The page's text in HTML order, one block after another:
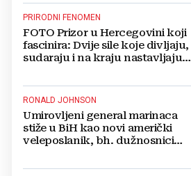
PRIRODNI FENOMEN
FOTO Prizor u Hercegovini koji
fascinira: Dvije sile koje divljaju,
sudaraju i na kraju nastavljaju
RONALD JOHNSON
Umirovljeni general marinaca
stiže u BiH kao novi američki
veleposlanik, bh. dužnosnici